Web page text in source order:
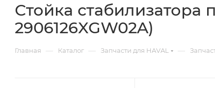
Стойка стабилизатора
2906126XGW02A)
Главная — Каталог — Запчасти для HAVAL —